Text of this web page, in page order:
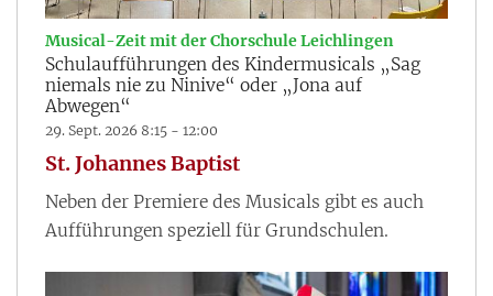
Musical-Zeit mit der Chorschule Leichlingen
Schulaufführungen des Kindermusicals „Sag
niemals nie zu Ninive“ oder „Jona auf
Abwegen“
29. Sept. 2026 8:15 - 12:00
St. Johannes Baptist
Neben der Premiere des Musicals gibt es auch
Aufführungen speziell für Grundschulen.